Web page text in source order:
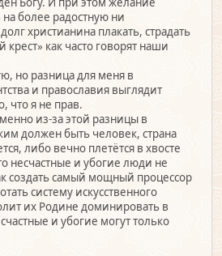
более радостную ни
христианина плакать, страдать
крест» как часто говорят наши
но разница для меня в
и православия выглядит
что я не прав.
из-за этой разницы в
должен быть человек, страна
либо вечно плетётся в хвосте
несчастные и убогие люди не
создать самый мощный процессор
систему искусственного
их Родине доминировать в
и убогие могут только